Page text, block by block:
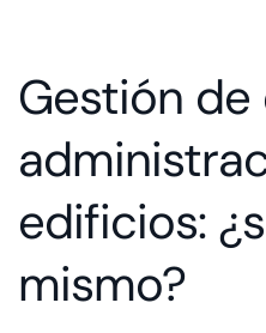
Gestión
edificios:
mismo?